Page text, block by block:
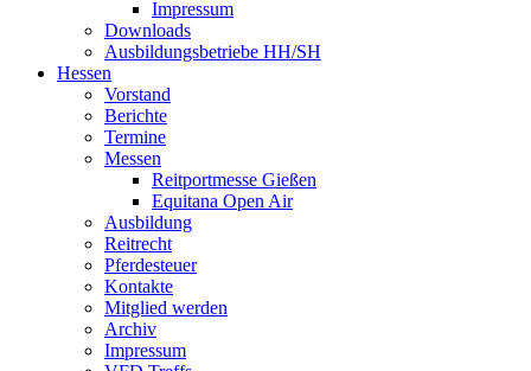
Impressum
Downloads
Ausbildungsbetriebe HH/SH
Hessen
Vorstand
Berichte
Termine
Messen
Reitportmesse Gießen
Equitana Open Air
Ausbildung
Reitrecht
Pferdesteuer
Kontakte
Mitglied werden
Archiv
Impressum